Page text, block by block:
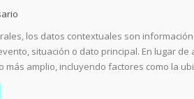
los datos contextuales son
situación o dato principal. En lugar
más amplio, incluyendo factores como la